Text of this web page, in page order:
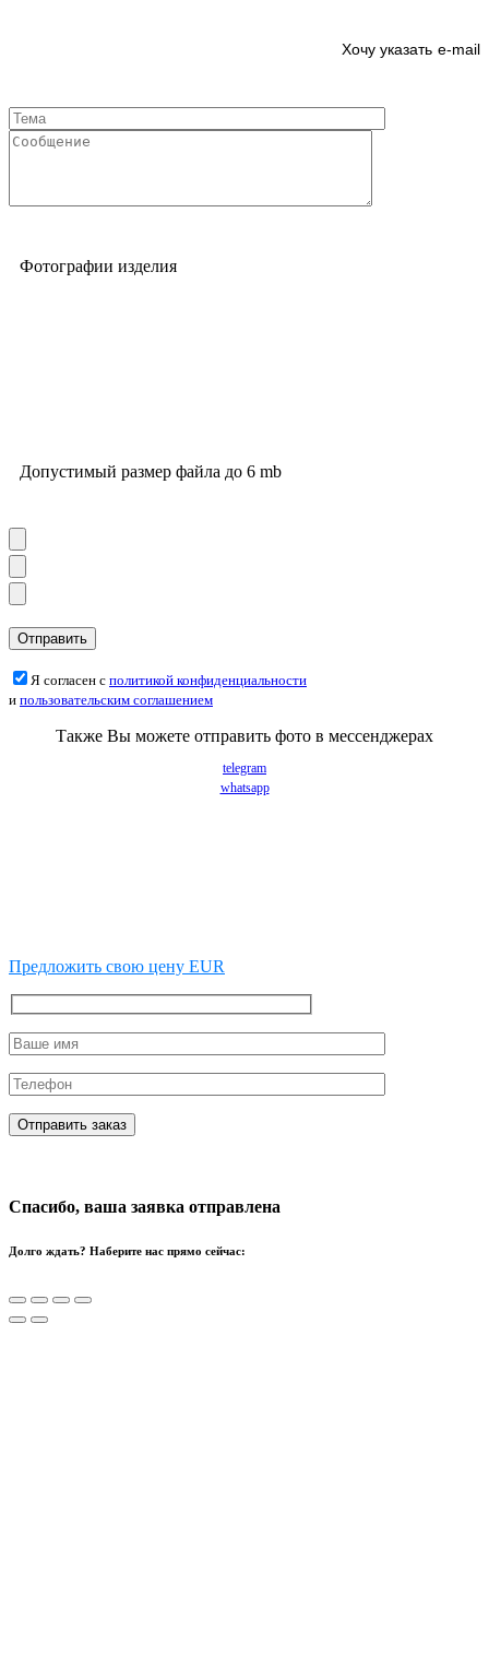
e-mail
Фотографии изделия
Допустимый размер файла до 6 mb
Я согласен с политикой конфиденциальности
и пользовательским соглашением
Также Вы можете отправить фото в мессенджерах
telegram
whatsapp
Предложить свою цену EUR
Спасибо, ваша заявка отправлена
Долго ждать? Наберите нас прямо сейчас: